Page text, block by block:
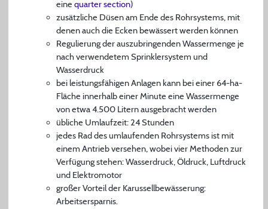
eine quarter section)
zusätzliche Düsen am Ende des Rohrsystems, mit
denen auch die Ecken bewässert werden können
Regulierung der auszubringenden Wassermenge je
nach verwendetem Sprinklersystem und
Wasserdruck
bei leistungsfähigen Anlagen kann bei einer 64-ha-
Fläche innerhalb einer Minute eine Wassermenge
von etwa 4.500 Litern ausgebracht werden
übliche Umlaufzeit: 24 Stunden
jedes Rad des umlaufenden Rohrsystems ist mit
einem Antrieb versehen, wobei vier Methoden zur
Verfügung stehen: Wasserdruck, Öldruck, Luftdruck
und Elektromotor
großer Vorteil der Karussellbewässerung:
Arbeitsersparnis.